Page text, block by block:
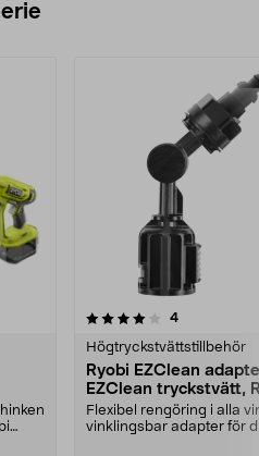
4recensioner
Högtryckstvättstillbehör
Ryobi EZClean
EZClean tryckstvätt,
Flexibel rengöring i alla
vinklingsbar adapter för
5.0av 5 stjärnor